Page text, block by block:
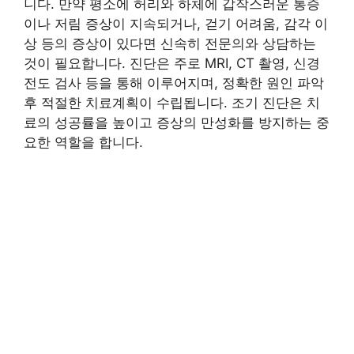
니다. 만약 평소에 허리와 하체에 갑작스러운 통증
이나 저림 증상이 지속되거나, 걷기 어려움, 감각 이
상 등의 증상이 있다면 신속히 전문의와 상담하는
것이 필요합니다. 진단은 주로 MRI, CT 촬영, 신경
전도 검사 등을 통해 이루어지며, 정확한 원인 파악
후 적절한 치료계획이 수립됩니다. 조기 진단은 치
료의 성공률을 높이고 증상의 만성화를 방지하는 중
요한 역할을 합니다.